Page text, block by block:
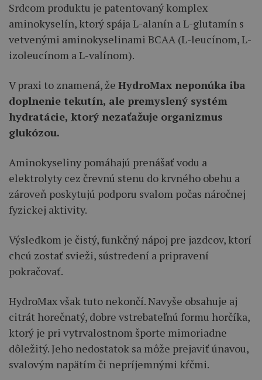
Srdcom produktu je patentovaný komplex
aminokyselín, ktorý spája L-alanín a L-glutamín s
vetvenými aminokyselinami BCAA (L-leucínom, L-
izoleucínom a L-valínom).
V praxi to znamená, že HydroMax neponúka iba
doplnenie tekutín, ale premyslený systém
hydratácie, ktorý nezaťažuje organizmus
glukózou.
Aminokyseliny pomáhajú prenášať vodu a
elektrolyty cez črevnú stenu do krvného obehu a
zároveň poskytujú podporu svalom počas náročnej
fyzickej aktivity.
Výsledkom je čistý, funkčný nápoj pre jazdcov, ktorí
chcú zostať svieži, sústredení a pripravení
pokračovať.
HydroMax však tuto nekončí. Navyše obsahuje aj
citrát horečnatý, dobre vstrebateľnú formu horčíka,
ktorý je pri vytrvalostnom športe mimoriadne
dôležitý. Jeho nedostatok sa môže prejaviť únavou,
svalovým napätím či nepríjemnými kŕčmi.